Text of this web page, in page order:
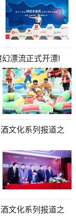
市桃源河魔幻漂流正式开漂!
文化系列报道之
文化系列报道之